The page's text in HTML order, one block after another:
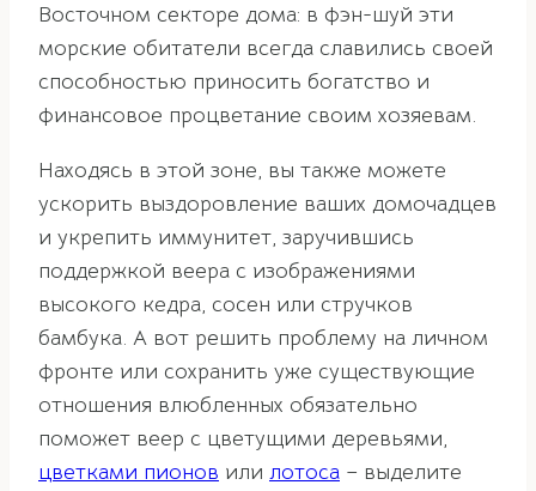
Восточном секторе дома: в фэн-шуй эти
морские обитатели всегда славились своей
способностью приносить богатство и
финансовое процветание своим хозяевам.
Находясь в этой зоне, вы также можете
ускорить выздоровление ваших домочадцев
и укрепить иммунитет, заручившись
поддержкой веера с изображениями
высокого кедра, сосен или стручков
бамбука. А вот решить проблему на личном
фронте или сохранить уже существующие
отношения влюбленных обязательно
поможет веер с цветущими деревьями,
цветками пионов или лотоса – выделите